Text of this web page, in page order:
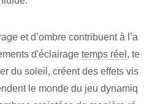
et d’ombre contribuent à l’a
d'éclairage temps réel , te
du soleil, créent des effets vis
le monde du jeu dynamiq